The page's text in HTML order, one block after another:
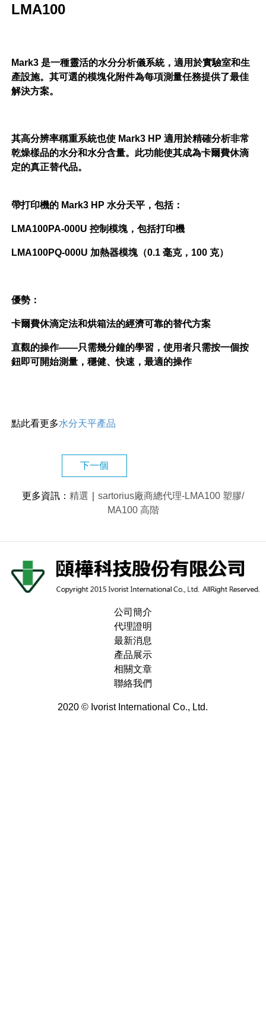
LMA100
Mark3 是一種靈活的水分分析儀系統，適用於實驗室和生
產設施。其可選的模塊化附件為每項測量任務提供了最佳
解決方案。
其高分辨率稱重系統也使 Mark3 HP 適用於精確分析非常
乾燥樣品的水分和水分含量。此功能使其成為卡爾費休滴
定的真正替代品。
帶打印機的 Mark3 HP 水分天平，包括：
LMA100PA-000U 控制模塊，包括打印機
LMA100PQ-000U 加熱器模塊（0.1 毫克，100 克）
優勢：
卡爾費休滴定法和烘箱法的經濟可靠的替代方案
直觀的操作——只需幾分鐘的學習，使用者只需按一個按
鈕即可開始測量，穩健、快速，最適的操作
點此看更多水分天平產品
下一個
更多資訊 ： 精選
sartorius廠商總代理-LMA100 塑膠/
MA100 高階
公司簡介
代理證明
最新消息
產品展示
相關文章
聯絡我們
2020 © Ivorist International Co., Ltd.